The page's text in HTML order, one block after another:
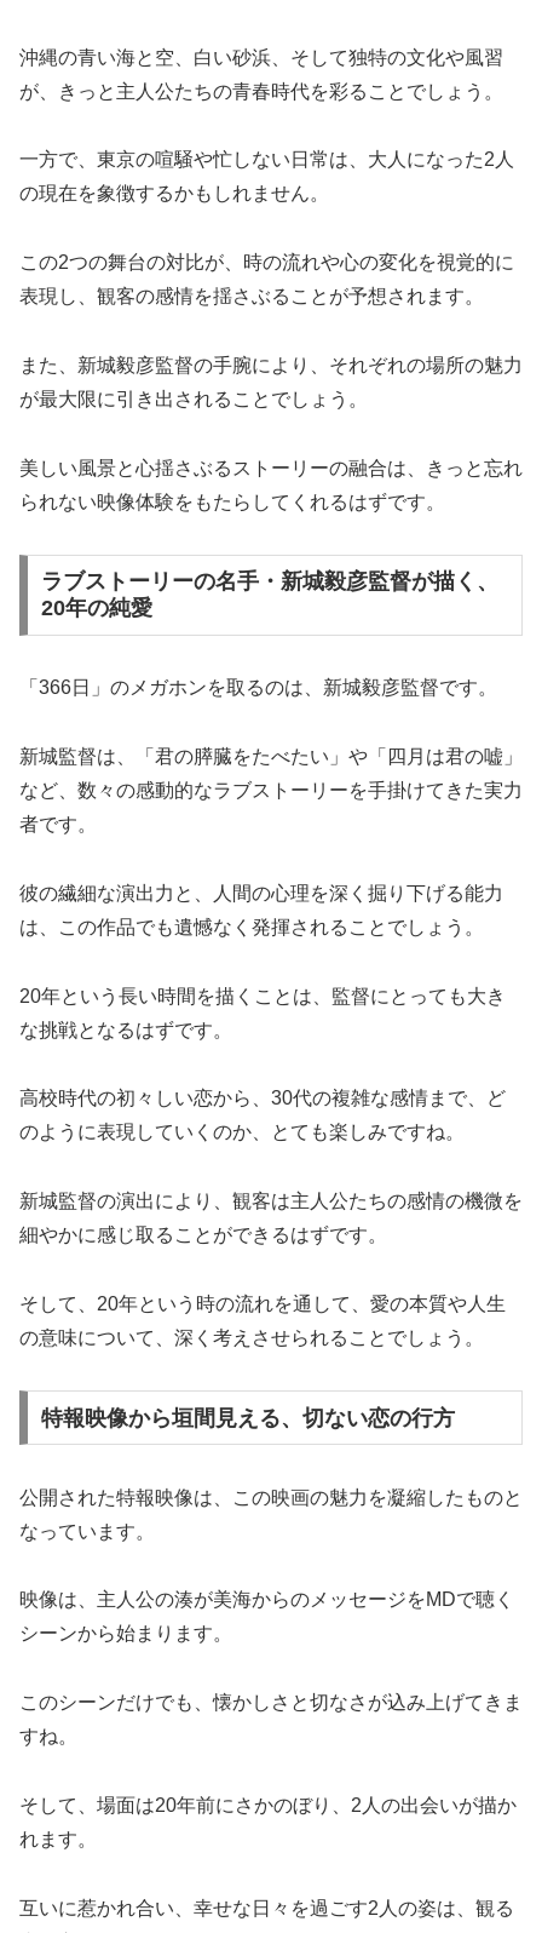
沖縄の青い海と空、白い砂浜、そして独特の文化や風習
が、きっと主人公たちの青春時代を彩ることでしょう。
一方で、東京の喧騒や忙しない日常は、大人になった2人
の現在を象徴するかもしれません。
この2つの舞台の対比が、時の流れや心の変化を視覚的に
表現し、観客の感情を揺さぶることが予想されます。
また、新城毅彦監督の手腕により、それぞれの場所の魅力
が最大限に引き出されることでしょう。
美しい風景と心揺さぶるストーリーの融合は、きっと忘れ
られない映像体験をもたらしてくれるはずです。
ラブストーリーの名手・新城毅彦監督が描く、
20年の純愛
「366日」のメガホンを取るのは、新城毅彦監督です。
新城監督は、「君の膵臓をたべたい」や「四月は君の嘘」
など、数々の感動的なラブストーリーを手掛けてきた実力
者です。
彼の繊細な演出力と、人間の心理を深く掘り下げる能力
は、この作品でも遺憾なく発揮されることでしょう。
20年という長い時間を描くことは、監督にとっても大き
な挑戦となるはずです。
高校時代の初々しい恋から、30代の複雑な感情まで、ど
のように表現していくのか、とても楽しみですね。
新城監督の演出により、観客は主人公たちの感情の機微を
細やかに感じ取ることができるはずです。
そして、20年という時の流れを通して、愛の本質や人生
の意味について、深く考えさせられることでしょう。
特報映像から垣間見える、切ない恋の行方
公開された特報映像は、この映画の魅力を凝縮したものと
なっています。
映像は、主人公の湊が美海からのメッセージをMDで聴く
シーンから始まります。
このシーンだけでも、懐かしさと切なさが込み上げてきま
すね。
そして、場面は20年前にさかのぼり、2人の出会いが描か
れます。
互いに惹かれ合い、幸せな日々を過ごす2人の姿は、観る